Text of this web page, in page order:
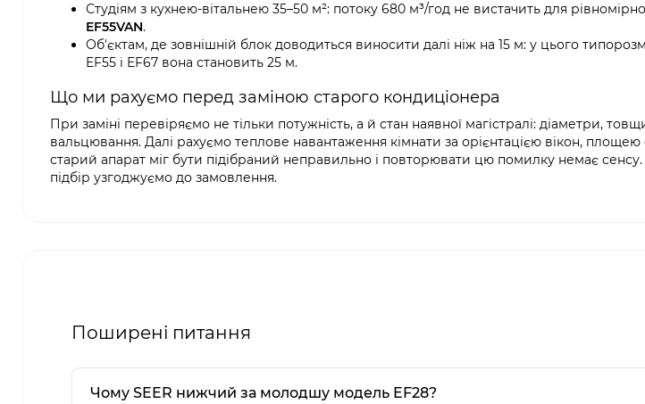
Студіям з кухнею-вітальнею 35–50 м²: потоку 680 м³/год не вистачить для
EF55VAN.
Об'єктам, де зовнішній блок доводиться виносити далі ніж на 15 м: у цього
EF55 і EF67 вона становить 25 м.
Що ми рахуємо перед заміною старого кондиціонера
При заміні перевіряємо не тільки потужність, а й стан наявної магістралі: діаметри,
вальцювання. Далі рахуємо теплове навантаження кімнати за орієнтацією вікон, площею
старий апарат міг бути підібраний неправильно і повторювати цю помилку немає
підбір узгоджуємо до замовлення.
Поширені питання
Чому SEER нижчий за молодшу модель EF28?